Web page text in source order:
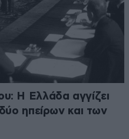
Η Ελλάδα αγγίζει
ηπείρων και των